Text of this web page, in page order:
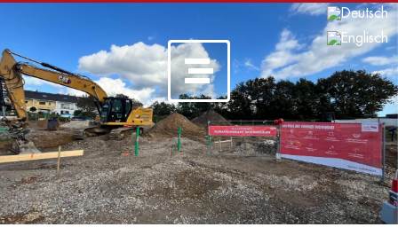
Artikel zur
Projektvorstellung
Wülfrath
vom
11.10.2024